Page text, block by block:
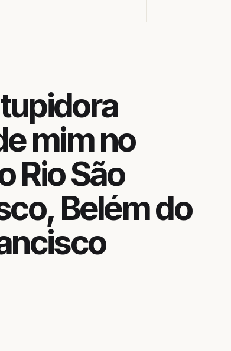
mim no
Rio São
Belém do